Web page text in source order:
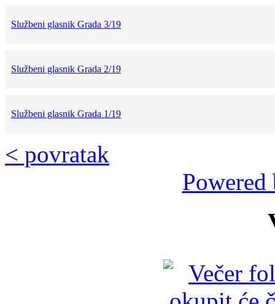
Službeni glasnik Grada 3/19
Službeni glasnik Grada 2/19
Službeni glasnik Grada 1/19
< povratak